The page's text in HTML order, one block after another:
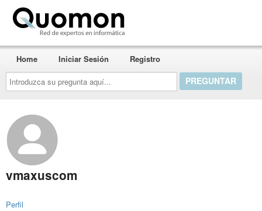
Introduzca
su
pregunta
aquí...
Home Iniciar Sesión Registro
vmaxuscom
Perfil